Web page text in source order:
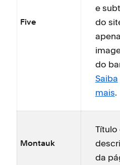
Five
e
do
do
Saiba
mais.
Montauk
Título
da